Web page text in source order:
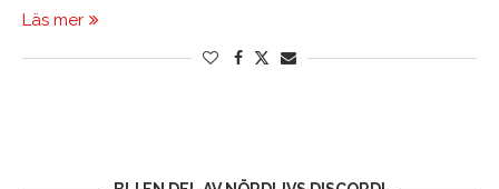
Läs mer